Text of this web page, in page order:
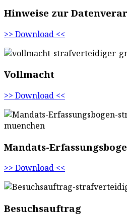
Hinweise zur
>> Download <<
Vollmacht
>> Download <<
Mandats-
>> Download <<
Besuchsauftrag